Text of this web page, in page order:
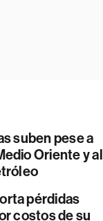
suben pese a
Oriente y al
pérdidas
costos de su